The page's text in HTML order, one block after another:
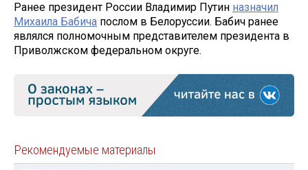
Ранее президент России Владимир Путин назначил
Михаила Бабича послом в Белоруссии. Бабич ранее
являлся полномочным представителем президента в
Приволжском федеральном округе.
Рекомендуемые материалы